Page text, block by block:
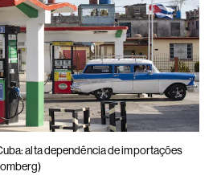
alta dependência de importações